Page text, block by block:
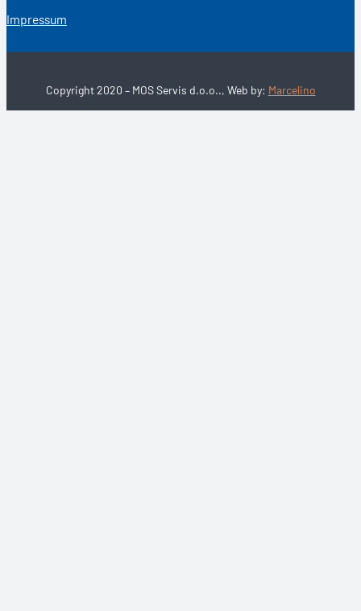
Impressum
Copyright 2020 – MOS Servis d.o.o.., Web by: Marcelino